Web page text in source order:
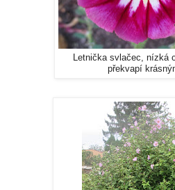
Letnička svlačec, nízká
překvapí